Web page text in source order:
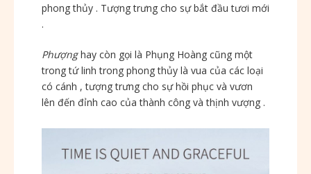
phong thủy . Tượng trưng cho sự bắt đầu tươi mới
.
Phượnghay còn gọi là Phụng Hoàng cũng một
trong tứ linh trong phong thủy là vua của các loại
có cánh , tượng trưng cho sự hồi phục và vươn
lên đến đỉnh cao của thành công và thịnh vượng .